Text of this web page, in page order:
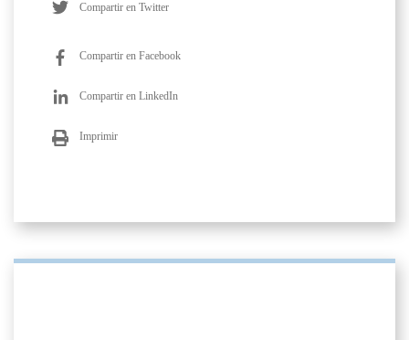
Compartir en Twitter
Compartir en Facebook
Compartir en LinkedIn
Imprimir